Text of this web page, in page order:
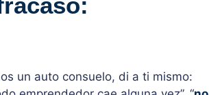
un auto consuelo, di a ti mismo: